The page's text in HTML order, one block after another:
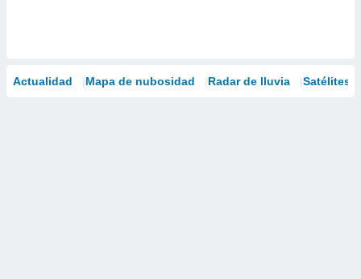
Actualidad Mapa de nubosidad Radar de lluvia Satélites